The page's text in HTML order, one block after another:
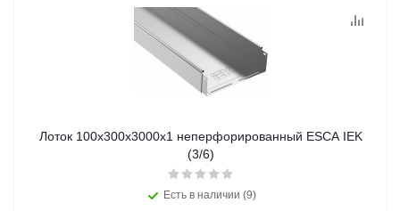
Лоток 100х300х3000х1 неперфорированный ESCA IEK
(3/6)
Есть в наличии (9)